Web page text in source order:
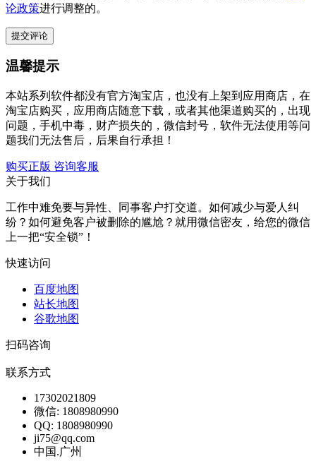
论政策进行调整的。
温馨提示
本站系列软件都没有官方淘宝店，也没有上架到应用商店，在
淘宝店购买，应用商店随意下载，或者其他渠道购买的，出现
问题，手机中毒，财产损失的，微信封号，软件无法使用等问
题我们无法售后，后果自行承担！
购买正版 咨询客服
关于我们
工作中难免要与异性、同事客户打交道。如何减少与爱人纠
纷？如何避免客户被删除的尴尬？就用微信密友，给您的微信
上一把“安全锁”！
快速访问
百度地图
站长地图
谷歌地图
扫码咨询